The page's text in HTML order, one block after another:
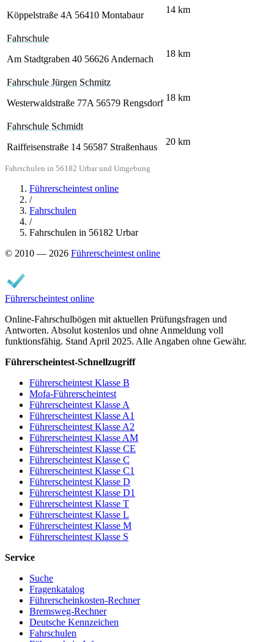
Fahrschulen in 56182 Urbar und Umgebung
Köppelstraße 4A 56410 Montabaur
14 km
Fahrschule
Am Stadtgraben 40 56626 Andernach
18 km
Fahrschule Jürgen Schmitz
Westerwaldstraße 77A 56579 Rengsdorf
18 km
Fahrschule Schmidt
Raiffeisenstraße 14 56587 Straßenhaus
20 km
Führerscheintest online
/
Fahrschulen
/
Fahrschulen in 56182 Urbar
© 2010 — 2026 Führerscheintest online
Führerscheintest online
Online-Fahrschulbögen mit aktuellen Prüfungsfragen und
Antworten. Absolut kostenlos und ohne Anmeldung voll
funktionsfähig. Stand April 2025. Alle Angaben ohne Gewähr.
Führerscheintest-Schnellzugriff
Führerscheintest Klasse B
Mofa-Führerscheintest
Führerscheintest Klasse A
Führerscheintest Klasse A1
Führerscheintest Klasse A2
Führerscheintest Klasse AM
Führerscheintest Klasse CE
Führerscheintest Klasse C
Führerscheintest Klasse C1
Führerscheintest Klasse D
Führerscheintest Klasse D1
Führerscheintest Klasse T
Führerscheintest Klasse L
Führerscheintest Klasse M
Führerscheintest Klasse S
Service
Suche
Fragenkatalog
Führerscheinkosten-Rechner
Bremsweg-Rechner
Deutsche Kennzeichen
Fahrschulen